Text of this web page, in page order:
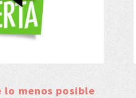
menos posible